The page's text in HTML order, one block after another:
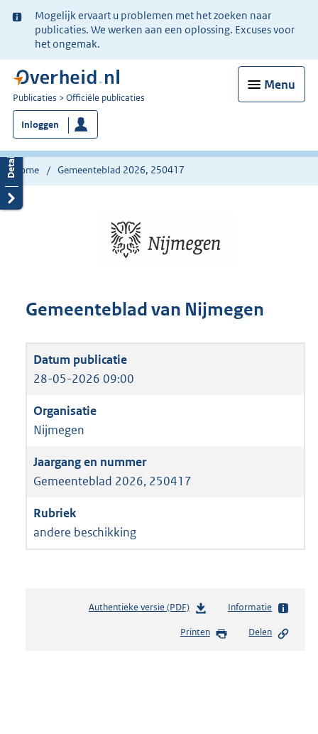
Ter
informatie:
Mogelijk ervaart u problemen met het zoeken naar
publicaties. We werken aan een oplossing. Excuses voor
het ongemak.
Menu
U
bent
nu
hier:
Publicaties Officiële publicaties
Inloggen
Home Gemeenteblad 2026, 250417
Gemeenteblad van Nijmegen
28-05-2026 09:00
Nijmegen
Gemeenteblad 2026, 250417
andere beschikking
Authentieke versie (PDF)b
s
Informatie
Printen Delen